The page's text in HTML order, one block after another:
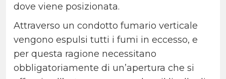
dove viene posizionata.
Attraverso un condotto fumario verticale
vengono espulsi tutti i fumi in eccesso, e
per questa ragione necessitano
obbligatoriamente di un’apertura che si